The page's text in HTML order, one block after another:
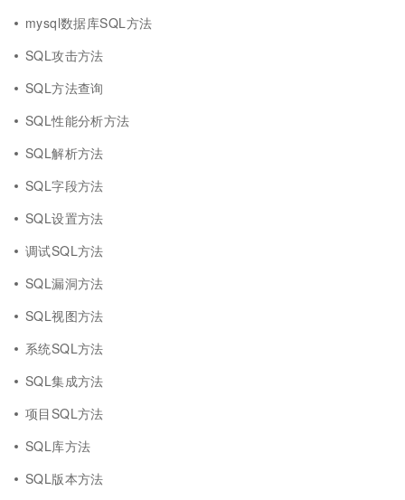
mysql数据库SQL方法
SQL攻击方法
SQL方法查询
SQL性能分析方法
SQL解析方法
SQL字段方法
SQL设置方法
调试SQL方法
SQL漏洞方法
SQL视图方法
系统SQL方法
SQL集成方法
项目SQL方法
SQL库方法
SQL版本方法